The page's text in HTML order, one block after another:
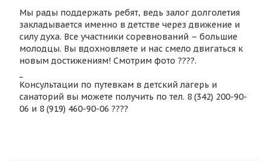
Мы рады поддержать ребят, ведь залог долголетия
закладывается именно в детстве через движение и
силу духа. Все участники соревнований – большие
молодцы. Вы вдохновляете и нас смело двигаться к
новым достижениям! Смотрим фото ????.
Консультации по путевкам в детский лагерь и
санаторий вы можете получить по тел. 8 (342) 200-90-
06 и 8 (919) 460-90-06 ????